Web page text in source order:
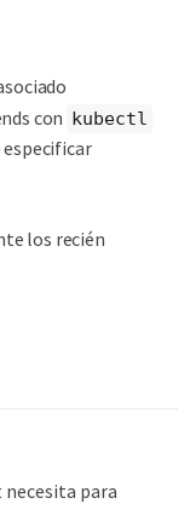
con kubectl
especificar
los recién
necesita para